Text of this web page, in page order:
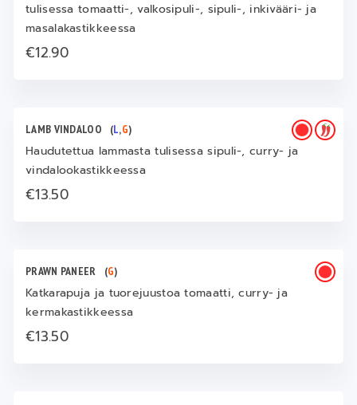
tulisessa tomaatti-, valkosipuli-, sipuli-, inkivääri- ja
masalakastikkeessa
€12.90
LAMB VINDALOO (L,G)
Haudutettua lammasta tulisessa sipuli-, curry- ja
vindalookastikkeessa
€13.50
PRAWN PANEER (G)
Katkarapuja ja tuorejuustoa tomaatti, curry- ja
kermakastikkeessa
€13.50